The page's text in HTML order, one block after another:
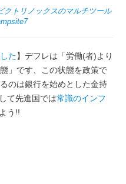
クトリノックスのマルチツール
た】デフレは「労働(者)より
」です、この状態を政策で
のは銀行を始めとした金持
て先進国では常識のインフ
う!!